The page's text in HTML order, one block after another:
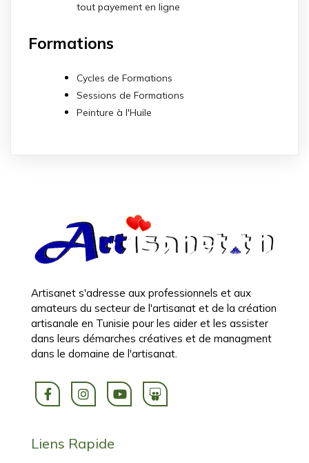
tout payement en ligne
Formations
Cycles de Formations
Sessions de Formations
Peinture à l'Huile
Artisanet s'adresse aux professionnels et aux
amateurs du secteur de l'artisanat et de la création
artisanale en Tunisie pour les aider et les assister
dans leurs démarches créatives et de managment
dans le domaine de l'artisanat.
Liens Rapide